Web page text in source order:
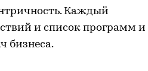
Каждый
и список программ и
бизнеса.